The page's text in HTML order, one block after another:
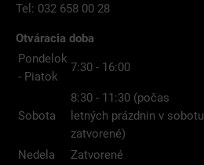
Tel: 032 658 00 28
Otváracia doba
Pondelok
- Piatok
7:30 - 16:00
Sobota
8:30 - 11:30 (počas
letných prázdnin v sobotu
zatvorené)
Nedela
Zatvorené